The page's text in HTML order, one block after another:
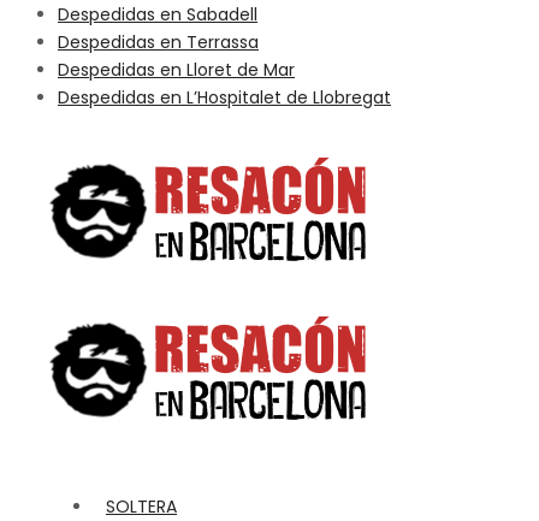
Despedidas en Sabadell
Despedidas en Terrassa
Despedidas en Lloret de Mar
Despedidas en L’Hospitalet de Llobregat
SOLTERA